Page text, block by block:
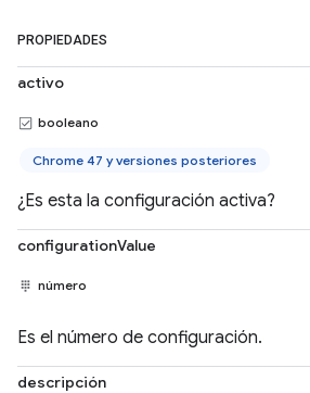
PROPIEDADES
activo
booleano
Chrome 47 y versiones posteriores
¿Es esta la configuración activa?
configurationValue
número
Es el número de configuración.
descripción